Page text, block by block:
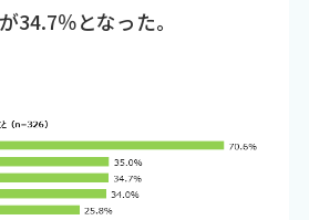
34.7％となった。